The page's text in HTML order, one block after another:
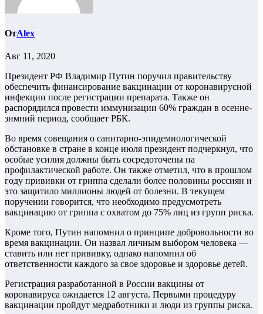
ОтAlex
Авг 11, 2020
Президент РФ Владимир Путин поручил правительству
обеспечить финансирование вакцинации от коронавирусной
инфекции после регистрации препарата. Также он
распорядился провести иммунизации 60% граждан в осенне-
зимний период, сообщает РБК.
Во время совещания о санитарно-эпидемиологической
обстановке в стране в конце июля президент подчеркнул, что
особые усилия должны быть сосредоточены на
профилактической работе. Он также отметил, что в прошлом
году прививки от гриппа сделали более половины россиян и
это защитило миллионы людей от болезни. В текущем
поручении говорится, что необходимо предусмотреть
вакцинацию от гриппа с охватом до 75% лиц из групп риска.
Кроме того, Путин напомнил о принципе добровольности во
время вакцинации. Он назвал личным выбором человека —
ставить или нет прививку, однако напомнил об
ответственности каждого за свое здоровье и здоровье детей.
Регистрация разработанной в России вакцины от
коронавируса ожидается 12 августа. Первыми процедуру
вакцинации пройдут медработники и люди из группы риска.